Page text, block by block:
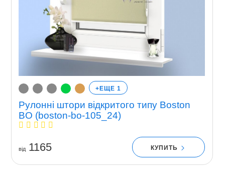
+ЕЩЕ 1
Рулонні штори відкритого типу Boston
BO (boston-bo-105_24)
вiд1165 КУПИТЬ